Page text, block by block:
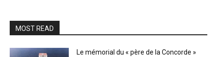
MOST READ
Le mémorial du « père de la Concorde »